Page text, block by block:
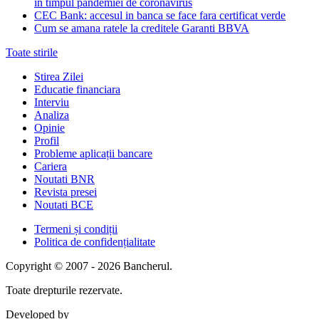
in timpul pandemiei de coronavirus
CEC Bank: accesul in banca se face fara certificat verde
Cum se amana ratele la creditele Garanti BBVA
Toate stirile
Stirea Zilei
Educatie financiara
Interviu
Analiza
Opinie
Profil
Probleme aplicații bancare
Cariera
Noutati BNR
Revista presei
Noutati BCE
Termeni și condiții
Politica de confidențialitate
Copyright © 2007 - 2026 Bancherul.
Toate drepturile rezervate.
Developed by